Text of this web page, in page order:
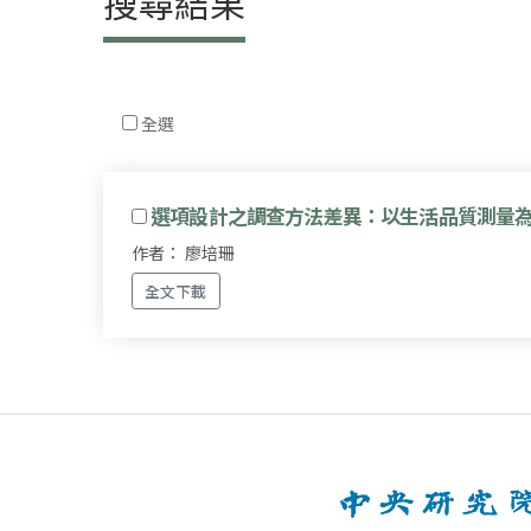
全選
選項設計之調查方法差異：以生活品質測量
作者： 廖培珊
全文下載